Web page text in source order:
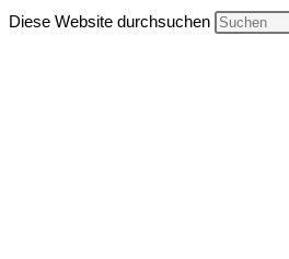
Diese Website durchsuchen